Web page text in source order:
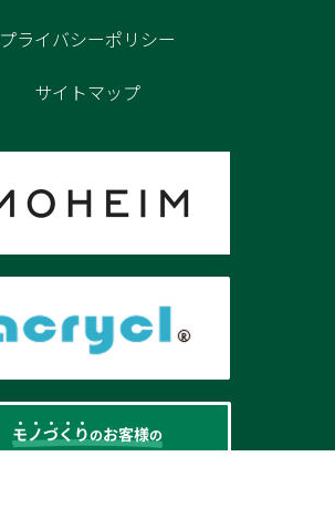
プライバシーポリシー
サイトマップ